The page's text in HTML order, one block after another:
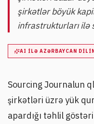
şirkətlər böyük
infrastrukturları ilə
AI ILƏ AZƏRBAYCAN
Sourcing Journalun
şirkətləri üzrə yük
apardığı təhlil